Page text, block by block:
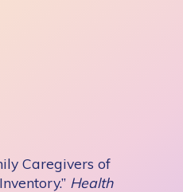
Caregivers of
Health